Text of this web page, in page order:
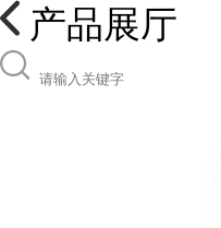
产品展厅